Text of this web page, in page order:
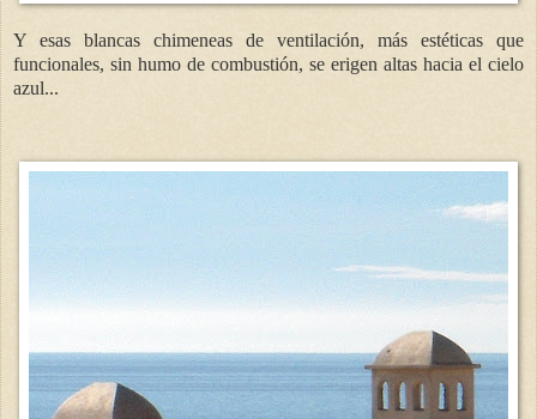
Y esas blancas chimeneas de ventilación, más estéticas que
funcionales, sin humo de combustión, se erigen altas hacia el cielo
azul...